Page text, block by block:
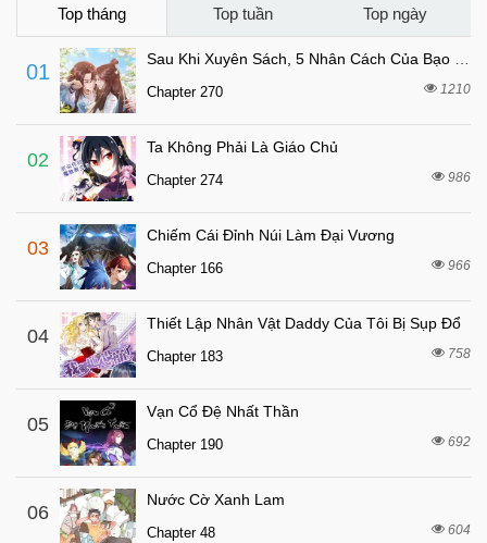
Chapter 31 8 tháng trước
Chapter 30
Chapter 29
Chapter 28
Chapter 27 8 tháng trước
Chapter 26
Chapter 25
Chapter 24
Chapter 23 6 tháng trước
Chapter 22 6 tháng trước
Chapter 21
Chapter 20 6 tháng trước
Chapter 19
Chapter 18 6 tháng trước
Chapter 17
Top tháng Top tuần Top ngày
01
Chapter 270 1210
02
Ta Không Phải Là Giáo Chủ
Chapter 274 986
03
Chiếm Cái Đỉnh Núi Làm Đại Vương
Chapter 166 966
04
Thiết Lập Nhân Vật Daddy Của Tôi Bị Sụp Đổ
Chapter 183 758
05
Vạn Cổ Đệ Nhất Thần
Chapter 190 692
06
Nước Cờ Xanh Lam
Chapter 48 604